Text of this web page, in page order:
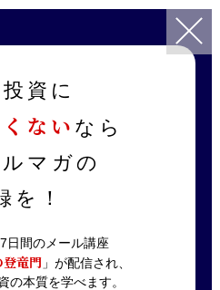
「意外な姿」
たバフェ
意外な
資に
ない なら
マガの
を！
日間のメール講座
竜門」が配信され、
の本質を学べます。